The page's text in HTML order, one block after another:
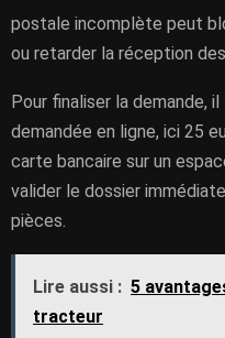
postale incomplète peut
ou retarder la réception
Pour finaliser la demande,
demandée en ligne, ici 25
carte bancaire sur un
valider le dossier
pièces.
Lire aussi : 5
tracteur